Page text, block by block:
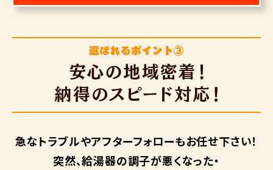
急なトラブルやアフターフォローもお任せ下さい！
突然、給湯器の調子が悪くなった・